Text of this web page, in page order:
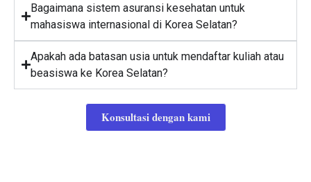
Bagaimana sistem asuransi kesehatan untuk
mahasiswa internasional di Korea Selatan?
Apakah ada batasan usia untuk mendaftar kuliah atau
beasiswa ke Korea Selatan?
Konsultasi dengan kami